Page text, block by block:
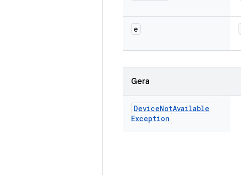
e
Gera
DeviceNotAvailable
Exception